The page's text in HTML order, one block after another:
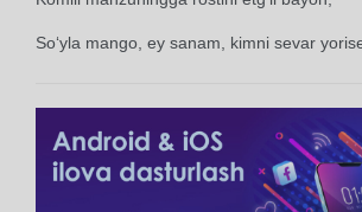
So‘yla mango, ey sanam, kimni sevar